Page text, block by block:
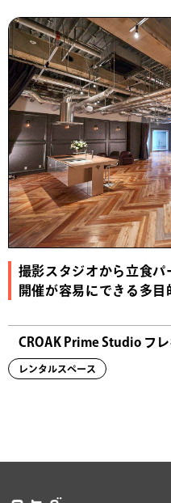
撮影スタジオから立食パ
開催が容易にできる多目
CROAK Prime Studio フ
レンタルスペース